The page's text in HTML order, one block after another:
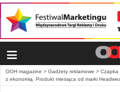
≡
OOH magazine > Gadżety reklamowe > Czapka
z ekonomią. Produkt miesiąca od marki